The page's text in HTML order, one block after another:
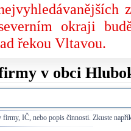
okraji
řekou Vltavou.
v obci
firmy, IČ, nebo popis činnosti. Zkuste